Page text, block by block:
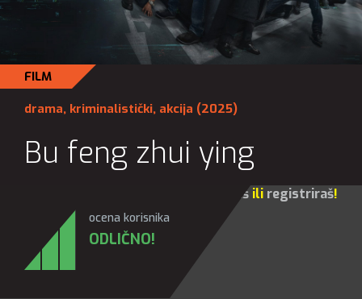
FILM
drama, kriminalistički, akcija (2025)
Bu feng zhui ying
prijaviš ili registriraš!
ocena korisnika
ODLIČNO!